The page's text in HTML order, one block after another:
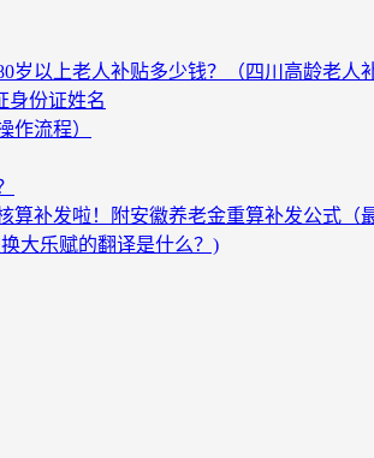
岁以上老人补贴多少钱？（四川高龄老人
身份证姓名
作流程）
算补发啦！附安徽养老金重算补发公式（
大乐赋的翻译是什么？)